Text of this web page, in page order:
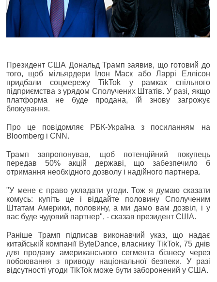
Президент США Дональд Трамп заявив, що готовий до
того, щоб мільярдери Ілон Маск або Ларрі Еллісон
придбали соцмережу TikTok у рамках спільного
підприємства з урядом Сполучених Штатів. У разі, якщо
платформа не буде продана, їй знову загрожує
блокування.
Про це повідомляє РБК-Україна з посиланням на
Bloomberg і CNN.
Трамп запропонував, щоб потенційний покупець
передав 50% акцій державі, що забезпечило б
отримання необхідного дозволу і надійного партнера.
"У мене є право укладати угоди. Тож я думаю сказати
комусь: купіть це і віддайте половину Сполученим
Штатам Америки, половину, а ми дамо вам дозвіл, і у
вас буде чудовий партнер", - сказав президент США.
Раніше Трамп підписав виконавчий указ, що надає
китайській компанії ByteDance, власнику TikTok, 75 днів
для продажу американського сегмента бізнесу через
побоювання з приводу національної безпеки. У разі
відсутності угоди TikTok може бути заборонений у США.